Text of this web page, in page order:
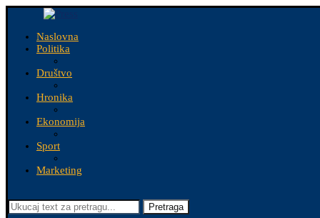
Naslovna
Politika
Društvo
Hronika
Ekonomija
Sport
Marketing
Pretraga